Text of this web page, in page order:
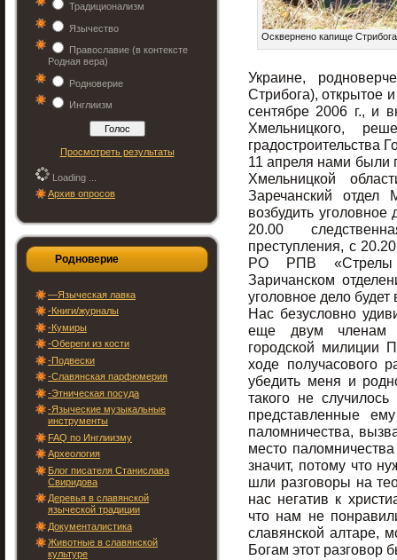
Традиционализм
Язычество
Православие (в контексте
Родная вера)
Родноверие
Инглиизм
Просмотреть результаты
Loading ...
Архив опросов
Родноверие
—Языческая лавка
-Книги/журналы
-Кумиры
-Обереги из кости
-Подвески
-Славянская парфюмерия
-Этническая посуда
-Языческие музыкальные
инструменты
FAQ по Инглиизму
Археология
Блог писателя Станислава
Свиридова
Деревья в славянской
языческой традиции
Документалистика
Животные в славянской
культуре
Осквернено капище
Украине,
Стрибога),
сентябре 2006 г., и
Хмельницкого,
градостроительства
11 апреля нами были
Хмельницкой
Заречанский
возбудить
20.00
преступления, с
РО РПВ «Стрелы
Заричанском
уголовное дело
Нас безусловно
еще двум членам
городской милиции
ходе получасового
убедить меня и
такого не
представленные
паломничества,
место
значит, потому что
шли разговоры на
нас негатив к
что нам не
славянской алтаре,
Богам этот разговор